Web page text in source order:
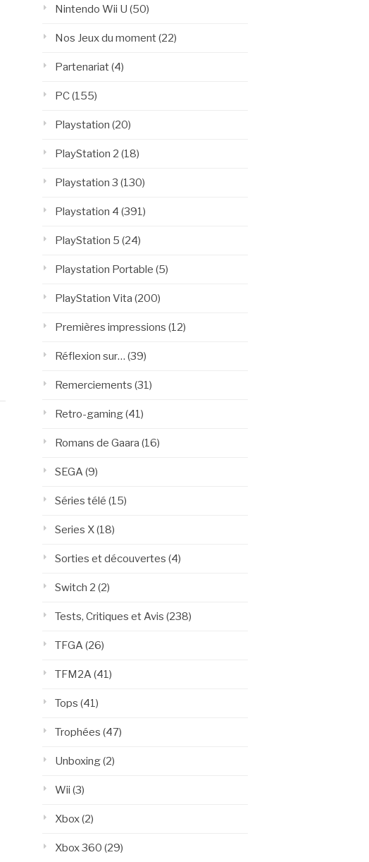
Nintendo Wii U (50)
Nos Jeux du moment(22)
Partenariat(4)
PC(155)
Playstation (20)
PlayStation 2 (18)
Playstation 3 (130)
Playstation 4 (391)
PlayStation 5 (24)
Playstation Portable (5)
PlayStation Vita (200)
Premières impressions (12)
Réflexion sur… (39)
Remerciements (31)
Retro-gaming(41)
Romans de Gaara (16)
SEGA (9)
Séries télé (15)
Series X(18)
Sorties et découvertes (4)
Switch 2 (2)
Tests, Critiques et Avis (238)
TFGA (26)
TFM2A (41)
Tops (41)
Trophées (47)
Unboxing(2)
Wii (3)
Xbox(2)
Xbox 360 (29)